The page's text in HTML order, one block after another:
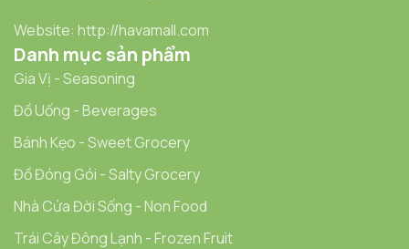
Website: http://havamall.com
Danh mục sản phẩm
Gia Vị - Seasoning
Đồ Uống - Beverages
Bánh Kẹo - Sweet Grocery
Đồ Đóng Gói - Salty Grocery
Nhà Cửa Đời Sống - Non Food
Trái Cây Đông Lạnh - Frozen Fruit